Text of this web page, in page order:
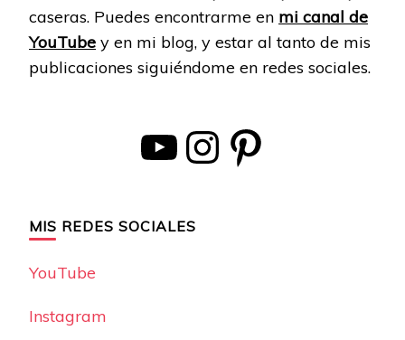
caseras. Puedes encontrarme en mi canal de
YouTube y en mi blog, y estar al tanto de mis
publicaciones siguiéndome en redes sociales.
YouTube Instagram Pinterest
MIS REDES SOCIALES
YouTube
Instagram